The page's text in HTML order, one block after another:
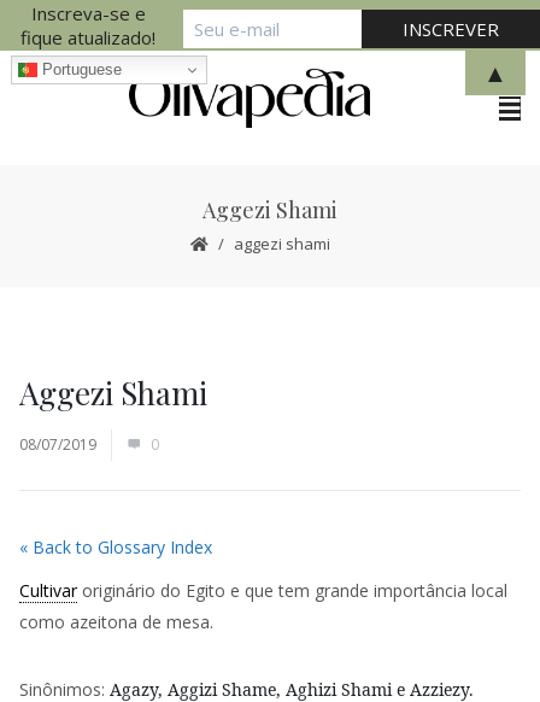
Aggezi Shami
aggezi shami
Aggezi Shami
08/07/2019 0
« Back to Glossary Index
Cultivaroriginário do Egito e que tem grande importância local
como azeitona de mesa.
Sinônimos: Agazy, Aggizi Shame, Aghizi Shami e Azziezy.
Inscreva-se e
fique atualizado!
▲
Portuguese